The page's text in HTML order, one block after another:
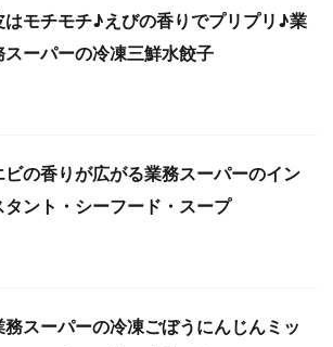
はモチモチ♪えびの香りでプリプリ♪業
スーパーの冷凍三鮮水餃子
ビの香りが広がる業務スーパーのイン
タント・シーフード・スープ
務スーパーの冷凍ごぼうにんじんミッ